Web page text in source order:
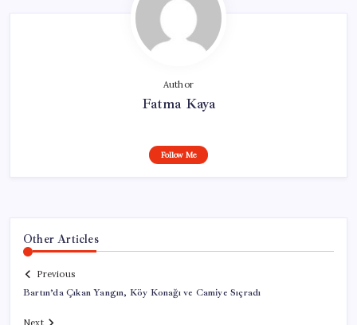
Author
Fatma Kaya
Follow Me
Other Articles
Previous
Bartın’da Çıkan Yangın, Köy Konağı ve Camiye Sıçradı